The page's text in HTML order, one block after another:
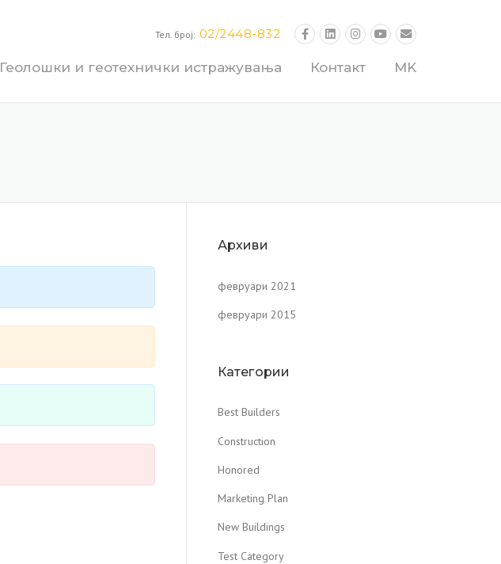
Тел. број: 02/2448-832
Геолошки и геотехнички истражувања Контакт MK
Архиви
февруари 2021
февруари 2015
Категории
Best Builders
Construction
Honored
Marketing Plan
New Buildings
Test Category